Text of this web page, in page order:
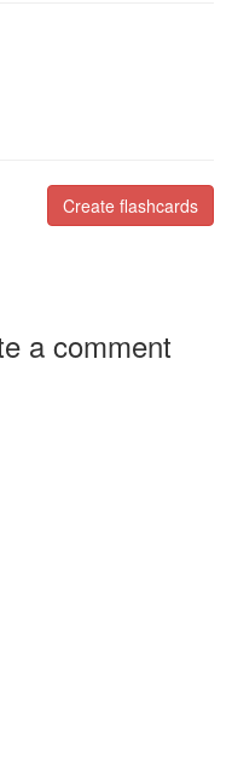
Create flashcards
a comment